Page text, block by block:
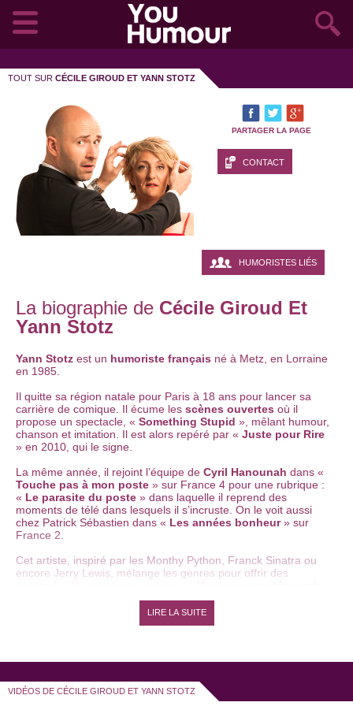
TOUT SUR CÉCILE GIROUD ET YANN STOTZ
PARTAGER LA PAGE
CONTACT
HUMORISTES LIÉS
La biographie de Cécile Giroud Et
Yann Stotz
Yann Stotz est un humoriste français né à Metz, en Lorraine
en 1985.
Il quitte sa région natale pour Paris à 18 ans pour lancer sa
carrière de comique. Il écume les scènes ouvertes où il
propose un spectacle, « Something Stupid », mêlant humour,
chanson et imitation. Il est alors repéré par « Juste pour Rire
» en 2010, qui le signe.
La même année, il rejoint l’équipe de Cyril Hanounah dans «
Touche pas à mon poste » sur France 4 pour une rubrique :
« Le parasite du poste » dans laquelle il reprend des
moments de télé dans lesquels il s’incruste. On le voit aussi
chez Patrick Sébastien dans « Les années bonheur» sur
France 2.
Cet artiste, inspiré par les Monthy Python, Franck Sinatra ou
encore Jerry Lewis, mélange les genres pour offrir des
les sketches solo de Yann Stotz sur ce site.
comédienne et chanteuse française née à Lyon.
Ancienne membre des «Taupes Modèles
Florence Foresti et deCéline Iannucci, elle se lance dans
LIRE LA SUITE
VIDÉOS DE CÉCILE GIROUD ET YANN STOTZ